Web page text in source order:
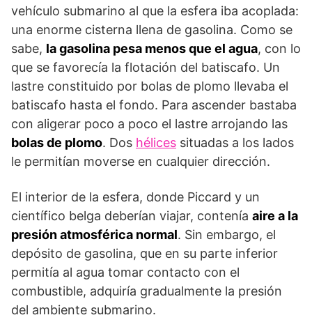
vehículo submarino al que la esfera iba acoplada:
una enorme cisterna llena de gasolina. Como se
sabe, la gasolina pesa menos que el agua, con lo
que se favorecía la flotación del batiscafo. Un
lastre constituido por bolas de plomo llevaba el
batiscafo hasta el fondo. Para ascender bastaba
con aligerar poco a poco el lastre arrojando las
bolas de plomo. Dos hélices situadas a los lados
le permitían moverse en cualquier dirección.
El interior de la esfera, donde Piccard y un
científico belga deberían viajar, contenía aire a la
presión atmosférica normal. Sin embargo, el
depósito de gasolina, que en su parte inferior
permitía al agua tomar contacto con el
combustible, adquiría gradualmente la presión
del ambiente submarino.